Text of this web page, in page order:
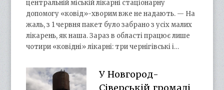
центральній міській лікарні стаціонарну
допомогу «ковід»-хворим вже не надають. — На
жаль, з 1 червня пакет було забрано з усіх малих
лікарень, як наша. Зараз в області працює лише
чотири «ковідні» лікарні: три чернігівські і…
У Новгород-